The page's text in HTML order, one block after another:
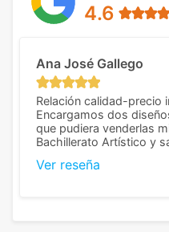
4.6
Ana José Gallego
Relación calidad-precio
Encargamos dos
que pudiera venderlas
Bachillerato Artístico y
diferencia, con libretas
Ver reseña